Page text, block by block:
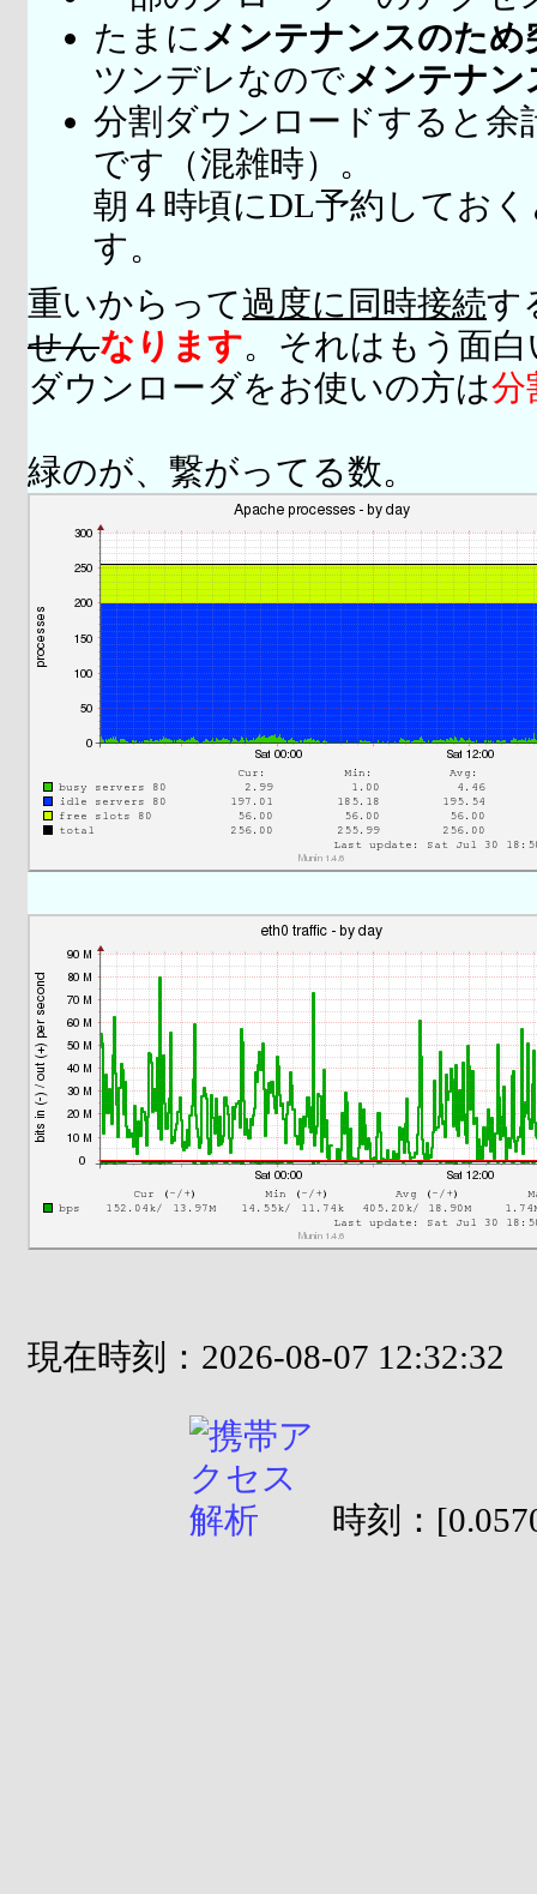
たまに メンテナンスのため
ツンデレなのでメンテナ
分割ダウンロードすると余
です（混雑時）。
朝４時頃にDL予約してお
す。
重いからって過度に同時接続す
せんなります。それはもう面
ダウンローダをお使いの方は分
緑のが、繋がってる数。
現在時刻：2026-08-07 12:32:32
時刻：